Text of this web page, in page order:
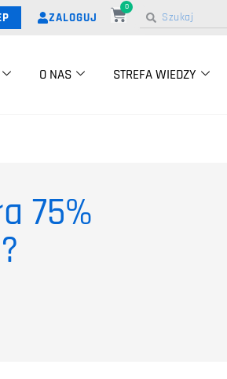
ZALOGUJ
0
O NAS STREFA WIEDZY
75%